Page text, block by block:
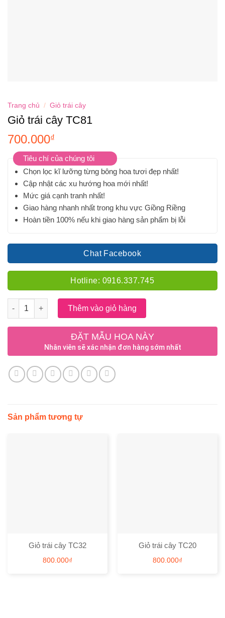
Trang chủ / Giỏ trái cây
Giỏ trái cây TC81
700.000₫
Tiêu chí của chúng tôi
Chọn lọc kĩ lưỡng từng bông hoa tươi đẹp nhất!
Cập nhật các xu hướng hoa mới nhất!
Mức giá cạnh tranh nhất!
Giao hàng nhanh nhất trong khu vực Giồng Riềng
Hoàn tiền 100% nếu khi giao hàng sản phẩm bị lỗi
Chat Facebook
Hotline: 0916.337.745
Số lượng Thêm vào giỏ hàng
ĐẶT MẪU HOA NÀY
Nhân viên sẽ xác nhận đơn hàng sớm nhất
Sản phẩm tương tự
Giỏ trái cây TC32
800.000₫
Giỏ trái cây TC20
800.000₫